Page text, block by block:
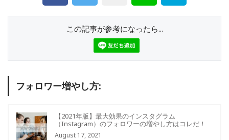
この記事が参考になったら...
フォロワー増やし方:
【2021年版】最大効果のインスタグラム
（Instagram）のフォロワーの増やし方はコレだ！
August 17, 2021